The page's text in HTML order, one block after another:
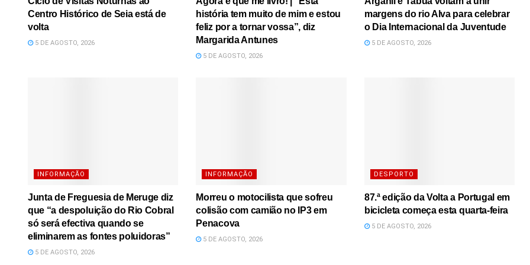
Centro Histórico de Seia está de
volta
5 DE AGOSTO, 2026
história tem muito de mim e estou
feliz por a tornar vossa”, diz
Margarida Antunes
5 DE AGOSTO, 2026
margens do rio Alva para celebrar
o Dia Internacional da Juventude
5 DE AGOSTO, 2026
INFORMAÇÃO
Junta de Freguesia de Meruge diz
que “a despoluição do Rio Cobral
só será efectiva quando se
eliminarem as fontes poluidoras”
5 DE AGOSTO, 2026
INFORMAÇÃO
Morreu o motocilista que sofreu
colisão com camião no IP3 em
Penacova
5 DE AGOSTO, 2026
DESPORTO
87.ª edição da Volta a Portugal em
bicicleta começa esta quarta-feira
5 DE AGOSTO, 2026